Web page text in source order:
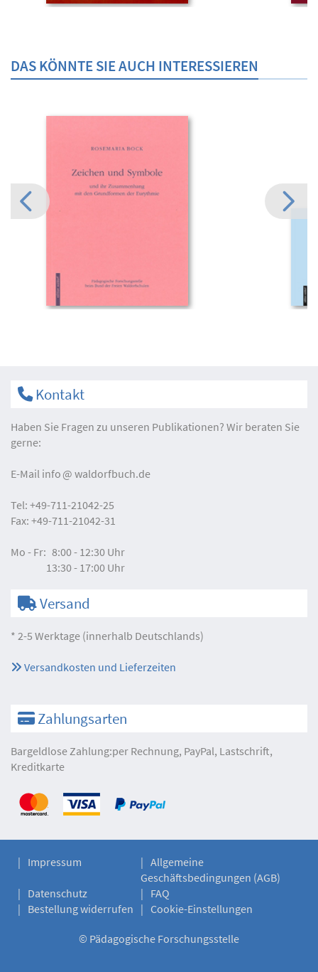
DAS KÖNNTE SIE AUCH INTERESSIEREN
Kontakt
Haben Sie Fragen zu unseren Publikationen? Wir beraten Sie
gerne:
E-Mail info waldorfbuch.de
Tel: +49-711-21042-25
Fax: +49-711-21042-31
Mo - Fr: 8:00 - 12:30 Uhr
13:30 - 17:00 Uhr
Versand
* 2-5 Werktage (innerhalb Deutschlands)
Versandkosten und Lieferzeiten
Zahlungsarten
Bargeldlose Zahlung:per Rechnung, PayPal, Lastschrift,
Kreditkarte
Impressum
Allgemeine
Geschäftsbedingungen (AGB)
Datenschutz
FAQ
Bestellung widerrufen
Cookie-Einstellungen
© Pädagogische Forschungsstelle